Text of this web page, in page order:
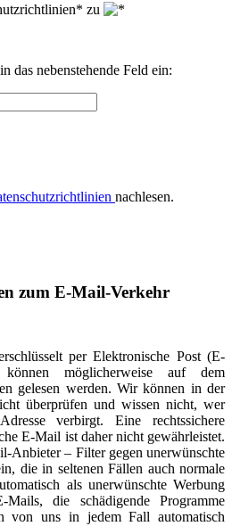
zu
das nebenstehende Feld ein:
nachlesen.
zum E-Mail-Verkehr
per Elektronische Post (E-
möglicherweise auf dem
gelesen werden. Wir können in der
überprüfen und wissen nicht, wer
verbirgt. Eine rechtssichere
E-Mail ist daher nicht gewährleistet.
Anbieter – Filter gegen unerwünschte
die in seltenen Fällen auch normale
als unerwünschte Werbung
die schädigende Programme
von uns in jedem Fall automatisch